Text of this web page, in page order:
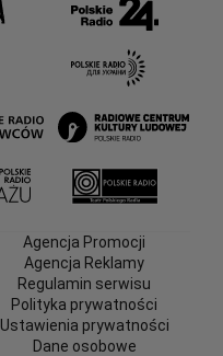
Agencja Promocji
Agencja Reklamy
Regulamin serwisu
Polityka prywatności
Ustawienia prywatności
Dane osobowe